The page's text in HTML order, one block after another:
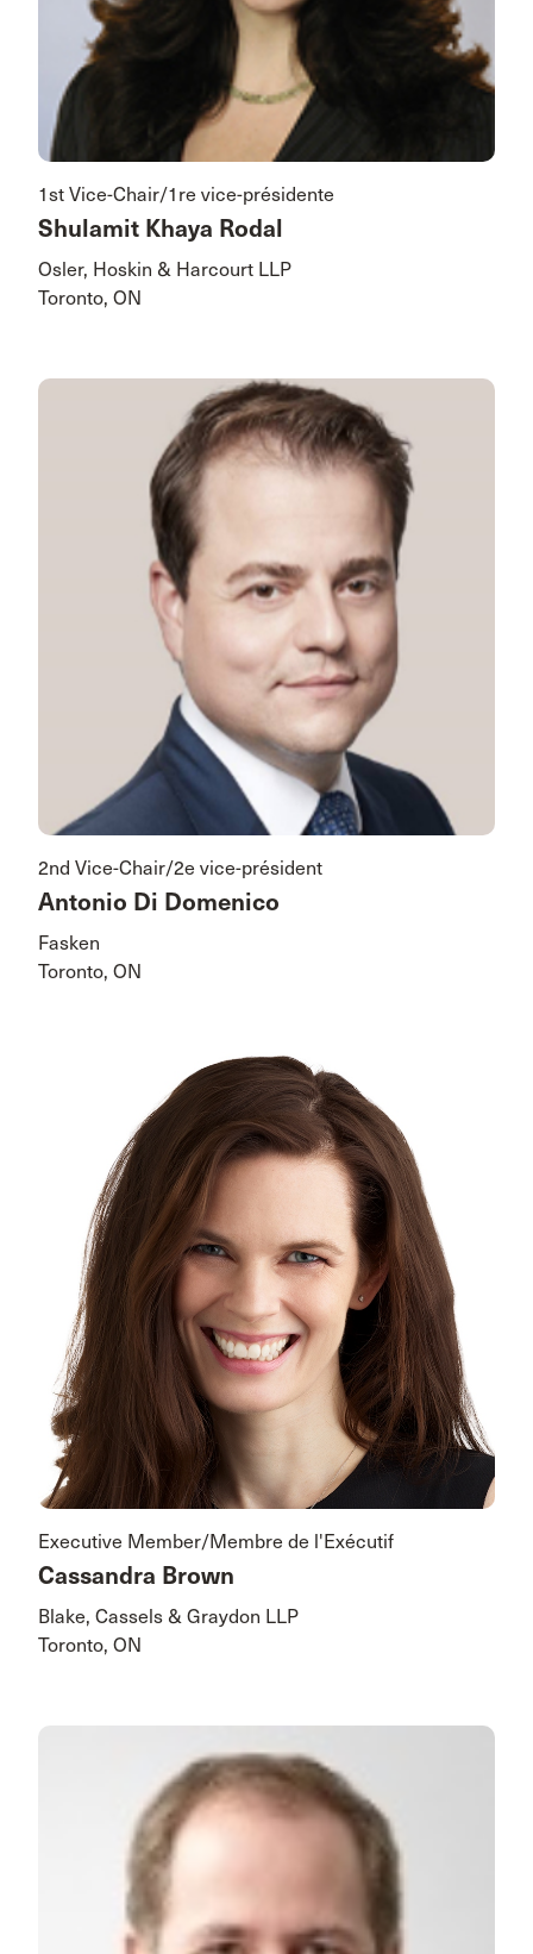
1st Vice-Chair/1re vice-présidente
Shulamit Khaya Rodal
Osler, Hoskin & Harcourt LLP
Toronto, ON
2nd Vice-Chair/2e vice-président
Antonio Di Domenico
Fasken
Toronto, ON
Executive Member/Membre de l'Exécutif
Cassandra Brown
Blake, Cassels & Graydon LLP
Toronto, ON